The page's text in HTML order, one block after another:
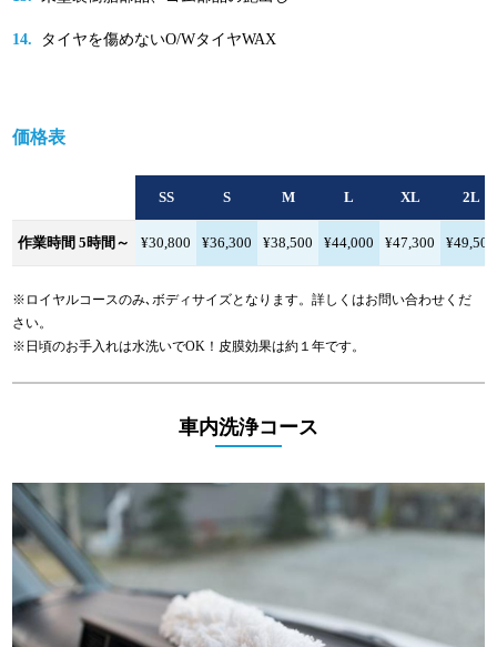
タイヤを傷めないO/WタイヤWAX
価格表
SS S M L XL 2L
作業時間 5時間～ ¥30,800 ¥36,300 ¥38,500 ¥44,000 ¥47,300 ¥49,500
※ロイヤルコースのみ､ボディサイズとなります。詳しくはお問い合わせくだ
さい。
※日頃のお手入れは水洗いでOK！皮膜効果は約１年です。
車内洗浄コース